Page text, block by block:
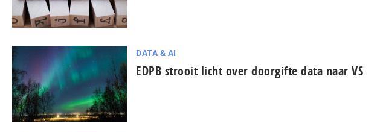
DATA & AI
EDPB strooit licht over doorgifte data naar VS